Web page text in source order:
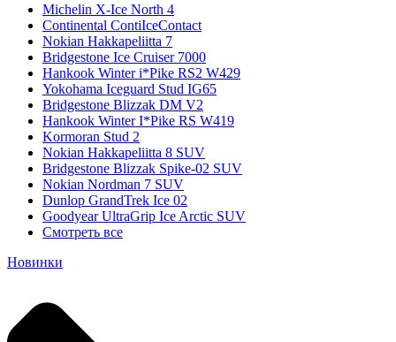
Michelin X-Ice North 4
Continental ContiIceContact
Nokian Hakkapeliitta 7
Bridgestone Ice Cruiser 7000
Hankook Winter i*Pike RS2 W429
Yokohama Iceguard Stud IG65
Bridgestone Blizzak DM V2
Hankook Winter I*Pike RS W419
Kormoran Stud 2
Nokian Hakkapeliitta 8 SUV
Bridgestone Blizzak Spike-02 SUV
Nokian Nordman 7 SUV
Dunlop GrandTrek Ice 02
Goodyear UltraGrip Ice Arctic SUV
Смотреть все
Новинки